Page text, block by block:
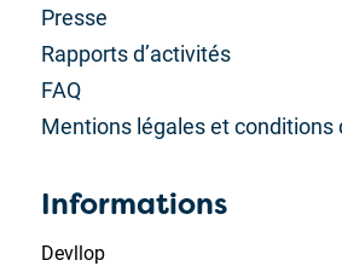
Presse
Rapports d’activités
FAQ
Mentions légales et conditions
Informations
Devllop